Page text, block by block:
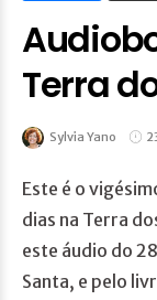
Terra
Sylvia Yano
Este é o
dias na Terra
este áudio do
Santa, e pelo